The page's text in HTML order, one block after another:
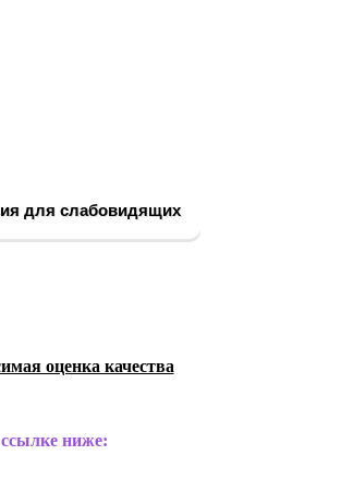
для слабовидящих
оценка качества
ссылке ниже: